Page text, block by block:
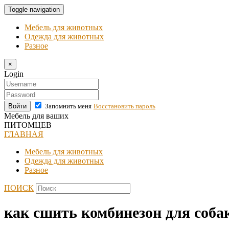
Toggle navigation
Мебель для животных
Одежда для животных
Разное
×
Login
Войти Запомнить меня Восстановить пароль
Мебель для ваших
ПИТОМЦЕВ
ГЛАВНАЯ
Мебель для животных
Одежда для животных
Разное
ПОИСК
как сшить комбинезон для